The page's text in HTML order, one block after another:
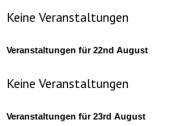
Keine Veranstaltungen
Veranstaltungen für22nd August
Keine Veranstaltungen
Veranstaltungen für23rd August